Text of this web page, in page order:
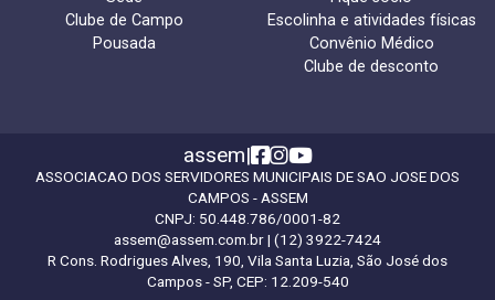
Clube de Campo
Pousada
Escolinha e atividades físicas
Convênio Médico
Clube de desconto
assem|
ASSOCIACAO DOS SERVIDORES MUNICIPAIS DE SAO JOSE DOS
CAMPOS - ASSEM
CNPJ: 50.448.786/0001-82
assem@assem.com.br| (12) 3922-7424
R Cons. Rodrigues Alves, 190, Vila Santa Luzia, São José dos
Campos - SP, CEP: 12.209-540